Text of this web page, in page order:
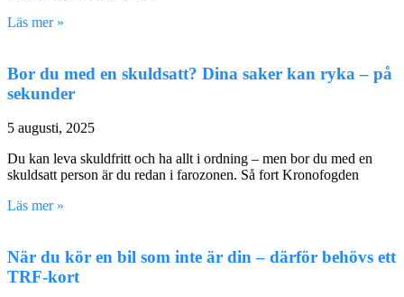
Läs mer »
Bor du med en skuldsatt? Dina saker kan ryka – på
sekunder
5 augusti, 2025
Du kan leva skuldfritt och ha allt i ordning – men bor du med en
skuldsatt person är du redan i farozonen. Så fort Kronofogden
Läs mer »
När du kör en bil som inte är din – därför behövs ett
TRF-kort